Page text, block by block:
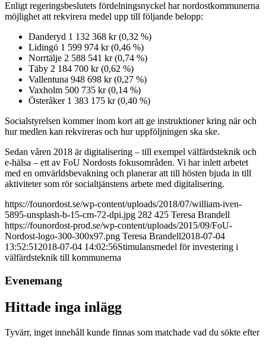
Enligt regeringsbeslutets fördelningsnyckel har nordostkommunerna
möjlighet att rekvirera medel upp till följande belopp:
Danderyd 1 132 368 kr (0,32 %)
Lidingö 1 599 974 kr (0,46 %)
Norrtälje 2 588 541 kr (0,74 %)
Täby 2 184 700 kr (0,62 %)
Vallentuna 948 698 kr (0,27 %)
Vaxholm 500 735 kr (0,14 %)
Österåker 1 383 175 kr (0,40 %)
Socialstyrelsen kommer inom kort att ge instruktioner kring när och
hur medlen kan rekvireras och hur uppföljningen ska ske.
Sedan våren 2018 är digitalisering – till exempel välfärdsteknik och
e-hälsa – ett av FoU Nordosts fokusområden. Vi har inlett arbetet
med en omvärldsbevakning och planerar att till hösten bjuda in till
aktiviteter som rör socialtjänstens arbete med digitalisering.
https://founordost.se/wp-content/uploads/2018/07/william-iven-
5895-unsplash-b-15-cm-72-dpi.jpg 282 425 Teresa Brandell
https://founordost-prod.se/wp-content/uploads/2015/09/FoU-
Nordost-logo-300-300x97.png Teresa Brandell2018-07-04
13:52:51 2018-07-04 14:02:56Stimulansmedel för investering i
välfärdsteknik till kommunerna
Evenemang
Hittade inga inlägg
Tyvärr, inget innehåll kunde finnas som matchade vad du sökte efter